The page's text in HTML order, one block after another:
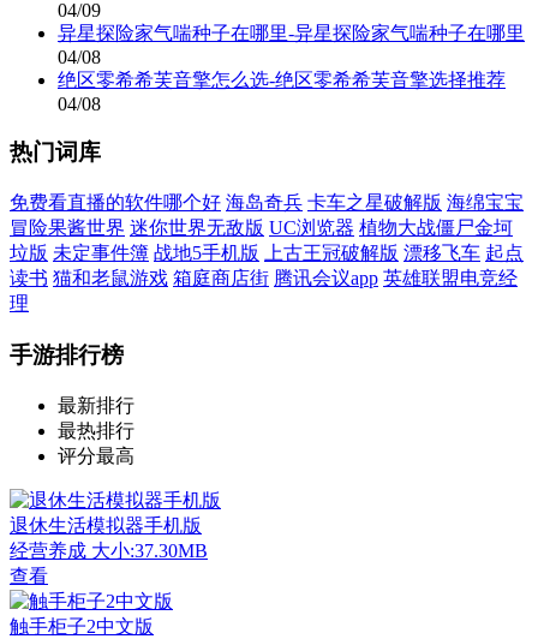
04/09
异星探险家气喘种子在哪里-异星探险家气喘种子在哪里
04/08
绝区零希希芙音擎怎么选-绝区零希希芙音擎选择推荐
04/08
热门词库
免费看直播的软件哪个好 海岛奇兵 卡车之星破解版 海绵宝宝
冒险果酱世界 迷你世界无敌版 UC浏览器 植物大战僵尸金坷
垃版 未定事件簿 战地5手机版 上古王冠破解版 漂移飞车 起点
读书 猫和老鼠游戏 箱庭商店街 腾讯会议app 英雄联盟电竞经
理
手游排行榜
最新排行
最热排行
评分最高
退休生活模拟器手机版
经营养成 大小:37.30MB
查看
触手柜子2中文版